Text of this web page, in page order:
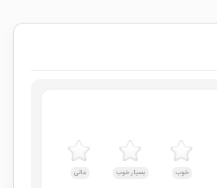
خوب بسیار خوب عالی